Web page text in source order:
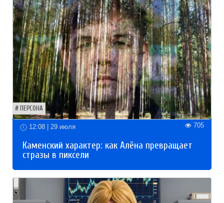
ПЕРСОНА
12:08 | 29 июля 705
Каменский характер: как Алёна превращает
стразы в пиксели